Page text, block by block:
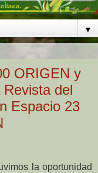
▼
ORIGEN y
del
Espacio 23
la oportunidad